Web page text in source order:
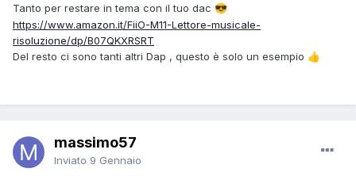
Tanto per restare in tema con il tuo dac 😎
https://www.amazon.it/FiiO-M11-Lettore-musicale-
risoluzione/dp/B07QKXRSRT
Del resto ci sono tanti altri Dap , questo è solo un esempio 👍
massimo57
Inviato 9 Gennaio